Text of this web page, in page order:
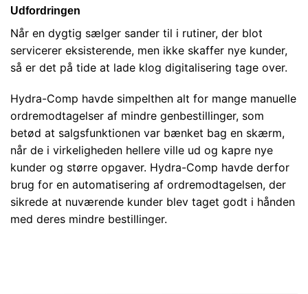
Udfordringen
Når en dygtig sælger sander til i rutiner, der blot
servicerer eksisterende, men ikke skaffer nye kunder,
så er det på tide at lade klog digitalisering tage over.
Hydra-Comp havde simpelthen alt for mange manuelle
ordremodtagelser af mindre genbestillinger, som
betød at salgsfunktionen var bænket bag en skærm,
når de i virkeligheden hellere ville ud og kapre nye
kunder og større opgaver. Hydra-Comp havde derfor
brug for en automatisering af ordremodtagelsen, der
sikrede at nuværende kunder blev taget godt i hånden
med deres mindre bestillinger.